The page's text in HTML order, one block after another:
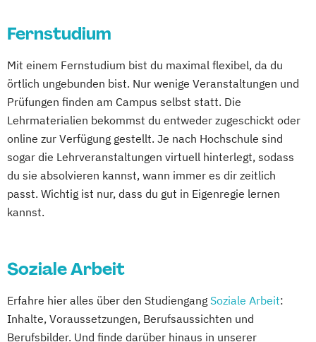
Kindheitspädagogik
Logopädie Medizintechnik Pflege
Pflegemanagement Pflegepädagogik
Physiotherapie Psychologie
Public Health Pädagogik Pädagogik
Bildungsberatung und Leitung
Soziale Arbeit Sozialmanagement
Fernstudium
Mit einem Fernstudium bist du maximal flexibel, da du
örtlich ungebunden bist. Nur wenige Veranstaltungen und
Prüfungen finden am Campus selbst statt. Die
Lehrmaterialien bekommst du entweder zugeschickt oder
online zur Verfügung gestellt. Je nach Hochschule sind
sogar die Lehrveranstaltungen virtuell hinterlegt, sodass
du sie absolvieren kannst, wann immer es dir zeitlich
passt. Wichtig ist nur, dass du gut in Eigenregie lernen
kannst.
Soziale Arbeit
Erfahre hier alles über den Studiengang Soziale Arbeit:
Inhalte, Voraussetzungen, Berufsaussichten und
Berufsbilder. Und finde darüber hinaus in unserer